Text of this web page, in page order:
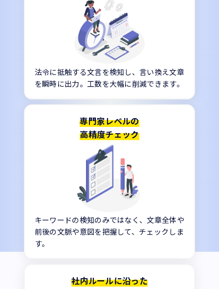
法令に抵触する文言を検知し、言い換え文章
を瞬時に出力。工数を大幅に削減できます。
専門家レベルの
高精度チェック
キーワードの検知のみではなく、文章全体や
前後の文脈や意図を把握して、チェックしま
す。
社内ルールに沿った